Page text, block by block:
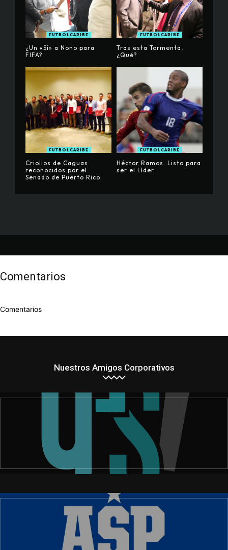
FUTBOLCARIBE
¿Un «Sí» a Nono para
FIFA?
FUTBOLCARIBE
Tras esta Tormenta,
¿Qué?
FUTBOLCARIBE
Criollos de Caguas
reconocidos por el
Senado de Puerto Rico
FUTBOLCARIBE
Héctor Ramos: Listo para
ser el Líder
Comentarios
Comentarios
Nuestros Amigos Corporativos